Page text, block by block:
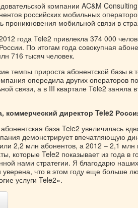
компании AC&M
российских мобильных
проникновения мобильной связи в
года Tele2 привлекла 374 000
По итогам года совокупная
716 тысяч человек.
темпы прироста абонентской базы в
опередила других операторов
связи, а в III квартале Tele2 заняла
коммерческий директор Tele2
база Tele2 увеличилась
демонстрирует впечатляющую
2,2 млн абонентов, а 2012 – 2,1 млн
которые Tele2 показывает из года в
нами стратегии. Я благодарю
что в этом году еще больше
услуги Tele2».